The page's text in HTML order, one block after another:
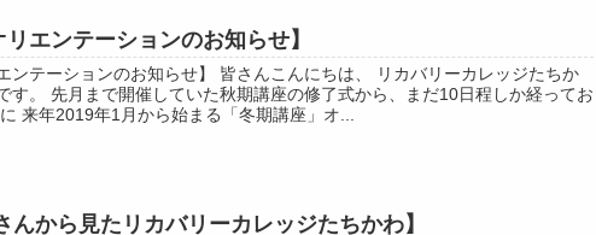
リエンテーションのお知らせ】
ンテーションのお知らせ】 皆さんこんにちは、 リカバリーカレッジたちか
す。 先月まで開催していた秋期講座の修了式から、まだ10日程しか経ってお
来年2019年1月から始まる「冬期講座」オ...
んから見たリカバリーカレッジたちかわ】